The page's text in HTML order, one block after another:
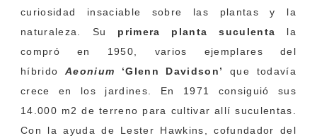
curiosidad insaciable sobre las plantas y la
naturaleza. Su primera planta suculenta la
compró en 1950, varios ejemplares del
híbrido Aeonium ‘Glenn Davidson’
que todavía
crece en los jardines. En 1971 consiguió sus
14.000 m2 de terreno para cultivar allí suculentas.
Con la ayuda de Lester Hawkins, cofundador del